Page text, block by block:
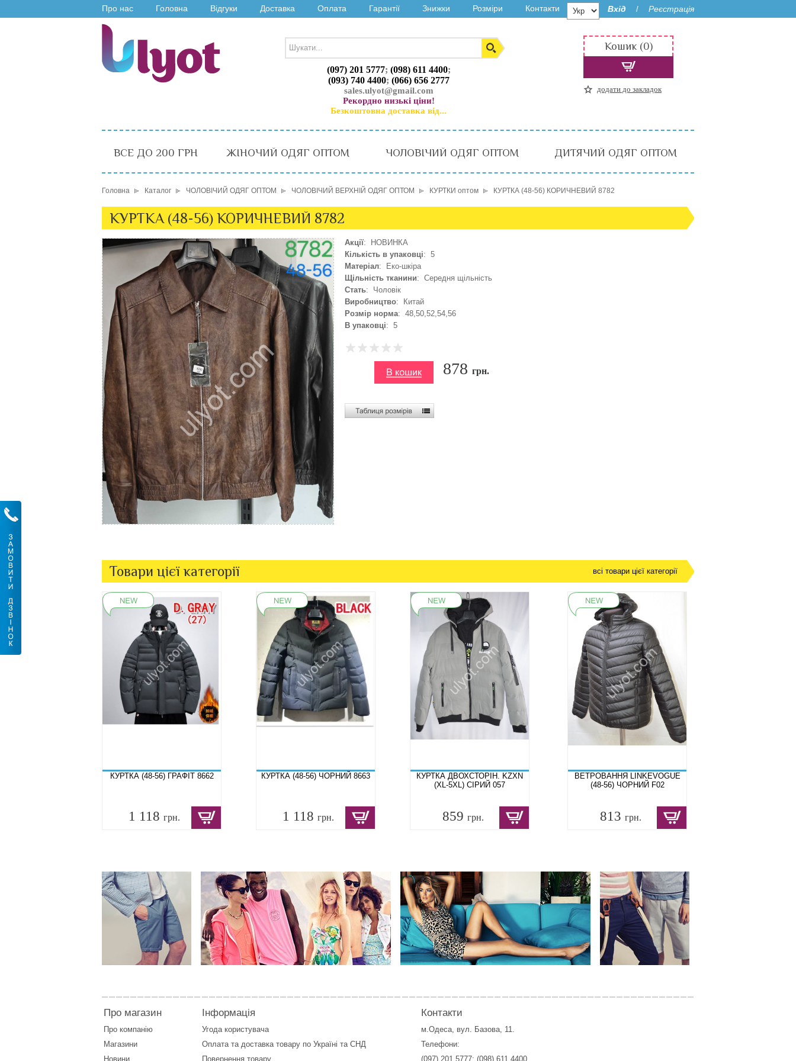
Про нас Головна Відгуки Доставка Оплата Гарантії Знижки Розміри Контакти Вхід / Реєстрація
(097) 201 5777; (098) 611 4400;
(093) 740 4400; (066) 656 2777
sales.ulyot@gmail.com
Рекордно низькі ціни!
Безкоштовна доставка від...
Кошик (0)
додати до закладок
ВСЕ ДО 200 ГРН ЖІНОЧИЙ ОДЯГ ОПТОМ ЧОЛОВІЧИЙ ОДЯГ ОПТОМ ДИТЯЧИЙ ОДЯГ ОПТОМ
Головна Каталог ЧОЛОВІЧИЙ ОДЯГ ОПТОМ ЧОЛОВІЧИЙ ВЕРХНІЙ ОДЯГ ОПТОМ КУРТКИ оптом КУРТКА (48-56) КОРИЧНЕВИЙ 8782
КУРТКА (48-56) КОРИЧНЕВИЙ 8782
Акції: НОВИНКА
Кількість в упаковці: 5
Матеріал: Еко-шкіра
Щільність тканини: Середня щільність
Стать: Чоловік
Виробництво: Китай
Розмір норма: 48,50,52,54,56
В упаковці: 5
878 грн.
Товари цієї категорії всі товари цієї категорії
КУРТКА (48-56) ГРАФІТ 8662
1 118 грн.
КУРТКА (48-56) ЧОРНИЙ 8663
1 118 грн.
КУРТКА ДВОХСТОРІН. KZXN
(XL-5XL) СІРИЙ 057
859 грн.
ВЕТРОВАННЯ LINKEVOGUE
(48-56) ЧОРНИЙ F02
813 грн.
Про магазин
Про компанію
Магазини
Новини
Інформація
Угода користувача
Оплата та доставка товару по Україні та СНД
Повернення товару
Контакти
м.Одеса, вул. Базова, 11.
Телефони:
(097) 201 5777; (098) 611 4400